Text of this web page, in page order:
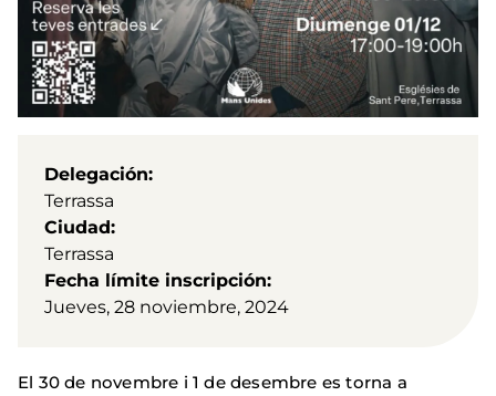
Delegación
Terrassa
Ciudad
Terrassa
Fecha límite inscripción
Jueves, 28 noviembre, 2024
El 30 de novembre i 1 de desembre es torna a